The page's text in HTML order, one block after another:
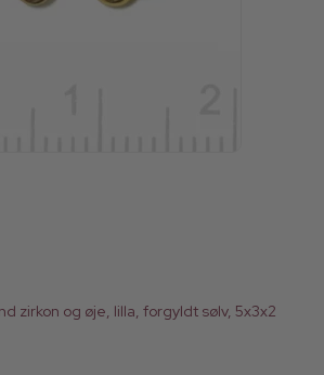
zirkon og øje, lilla, forgyldt sølv, 5x3x2